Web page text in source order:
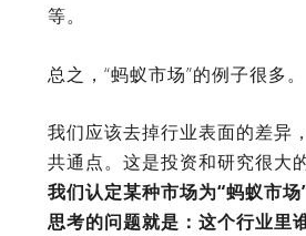
等。
总之，“蚂蚁市场”的例子很多。
我们应该去掉行业表面的差异
共通点。这是投资和研究很大
我们认定某种市场为“蚂蚁市
思考的问题就是：这个行业里